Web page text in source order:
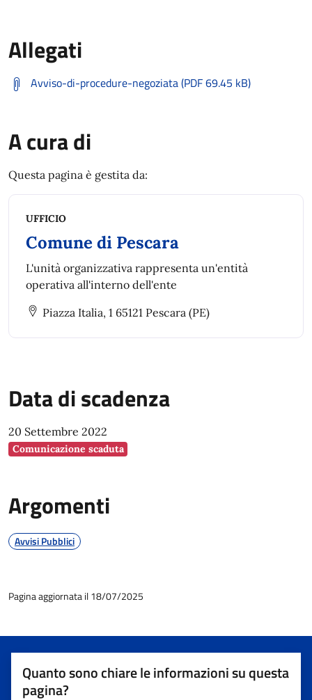
Allegati
Avviso-di-procedure-negoziata (PDF 69.45 kB)
A cura di
Questa pagina è gestita da:
UFFICIO
Comune di Pescara
L'unità organizzativa rappresenta un'entità
operativa all'interno dell'ente
Piazza Italia, 1 65121 Pescara (PE)
Data di scadenza
20 Settembre 2022
Comunicazione scaduta
Argomenti
Avvisi Pubblici
Pagina aggiornata il 18/07/2025
Quanto sono chiare le informazioni su questa
pagina?